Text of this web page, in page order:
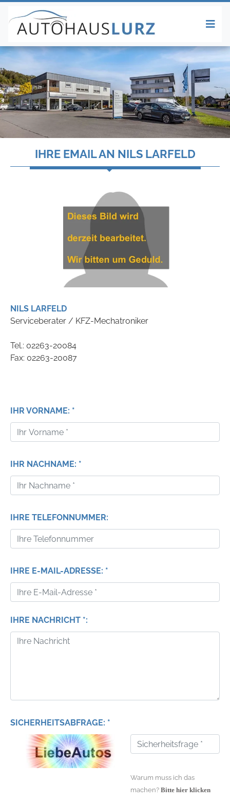
IHRE EMAIL AN NILS LARFELD
NILS LARFELD
Serviceberater / KFZ-Mechatroniker
Tel.: 02263-20084
Fax: 02263-20087
IHR VORNAME: *
IHR NACHNAME: *
IHRE TELEFONNUMMER:
IHRE E-MAIL-ADRESSE: *
IHRE NACHRICHT *:
SICHERHEITSABFRAGE: *
Warum muss ich das
machen? Bitte hier klicken